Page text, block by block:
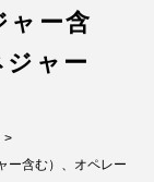
ャー含
ャー
ー含む）、オペレー